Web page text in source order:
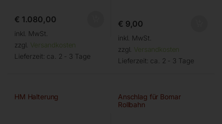
€ 1.080,00
inkl. MwSt.
zzgl. Versandkosten
Lieferzeit: ca. 2 - 3 Tage
€ 9,00
inkl. MwSt.
zzgl. Versandkosten
Lieferzeit: ca. 2 - 3 Tage
HM Halterung
Anschlag für Bomar
Rollbahn